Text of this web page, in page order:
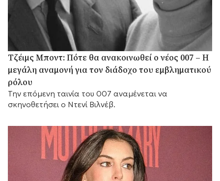
Τζέιμς Μποντ: Πότε θα ανακοινωθεί ο νέος 007 – Η
μεγάλη αναμονή για τον διάδοχο του εμβληματικού
ρόλου
Την επόμενη ταινία του 007 αναμένεται να
σκηνοθετήσει ο Ντενί Βιλνέβ.